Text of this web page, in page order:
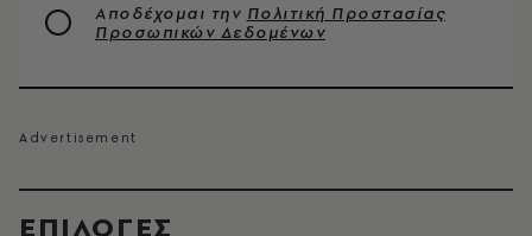
EΠΙΛΟΓΈΣ
Αποδέχομαι την Πολιτική Προστασίας
Προσωπικών Δεδομένων